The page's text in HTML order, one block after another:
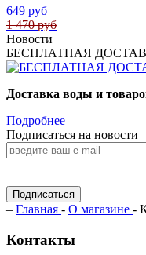
649 руб
1 470 руб
Новости
БЕСПЛАТНАЯ
Доставка воды и
Подробнее
Подписаться на новости
Подписаться
– Главная - О магазине -
Контакты